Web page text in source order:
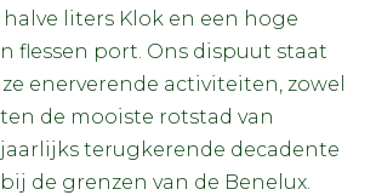
liters Klok en een hoge
flessen port. Ons dispuut staat
enerverende activiteiten, zowel
de mooiste rotstad van
terugkerende decadente
de grenzen van de Benelux.